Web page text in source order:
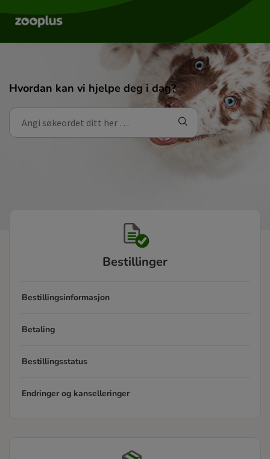
Hvordan kan vi hjelpe deg i dag?
Bestillinger
Bestillingsinformasjon
Betaling
Bestillingsstatus
Endringer og kanselleringer